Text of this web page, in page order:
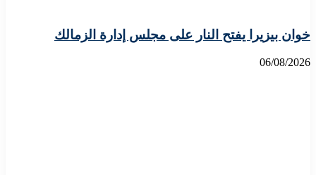
خوان بيزيرا يفتح النار على مجلس إدارة الزمالك
06/08/2026